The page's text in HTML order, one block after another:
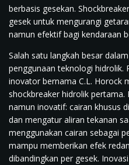
berbasis gesekan.
gesek untuk mengurangi
namun efektif bagi kendaraan
Salah satu langkah besar
penggunaan teknologi hidrolik.
inovator bernama C.L. Horock
shockbreaker hidrolik pertama.
namun inovatif: cairan khusus
dan mengatur aliran tekanan
menggunakan cairan sebagai
mampu memberikan efek
dibandingkan per gesek.